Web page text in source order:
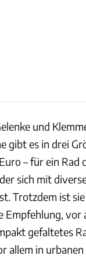
und
gibt es in drei
– für ein Rad
sich mit
Trotzdem ist
Empfehlung,
gefaltetes
allem in